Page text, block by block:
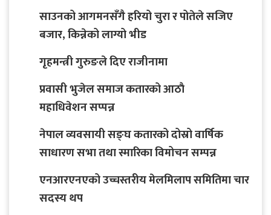
साउनको आगमनसँगै हरियो चुरा र पोतेले सजिए
बजार, किन्नेको लाग्यो भीड
गृहमन्त्री गुरुङले दिए राजीनामा
प्रवासी भुजेल समाज कतारको आठाै
महाधिवेशन सप्पन्न
नेपाल व्यवसायी सङ्घ कतारको दोस्रो वार्षिक
साधारण सभा तथा स्मारिका विमोचन सम्पन्न
एनआरएनएको उच्चस्तरीय मेलमिलाप समितिमा चार
सदस्य थप